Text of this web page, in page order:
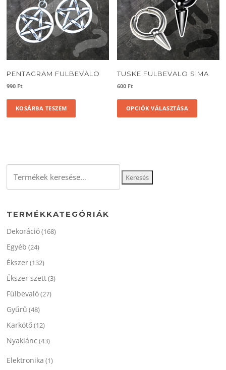
PENTAGRAM FULBEVALO
990 Ft
KOSÁRBA TESZEM
TUSKE FULBEVALO SIMA
600 Ft
OPCIÓK VÁLASZTÁSA
Ennek
következőre:
Keresés
TERMÉKKATEGÓRIÁK
Dekoráció(168)
Egyéb (24)
Ékszer(132)
Ékszer szett(3)
Fülbevaló(27)
Gyűrű (48)
Karkötő(12)
Nyaklánc (43)
Elektronika (1)